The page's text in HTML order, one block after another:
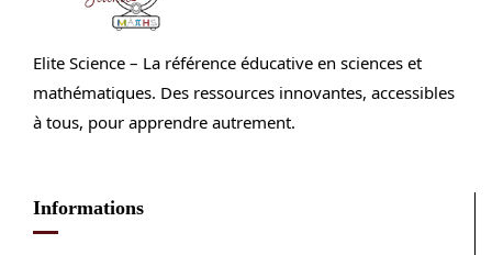
Elite Science – La référence éducative en sciences et
mathématiques. Des ressources innovantes, accessibles
à tous, pour apprendre autrement.
Informations